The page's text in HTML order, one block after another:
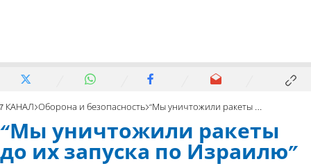
7 КАНАЛ Оборона и безопасность “Мы уничтожили ракеты до их запуска по Израилю”
“Мы уничтожили ракеты
до их запуска по Израилю”